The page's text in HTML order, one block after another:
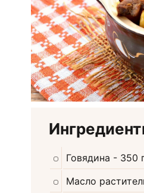
Говядина - 350
Масло